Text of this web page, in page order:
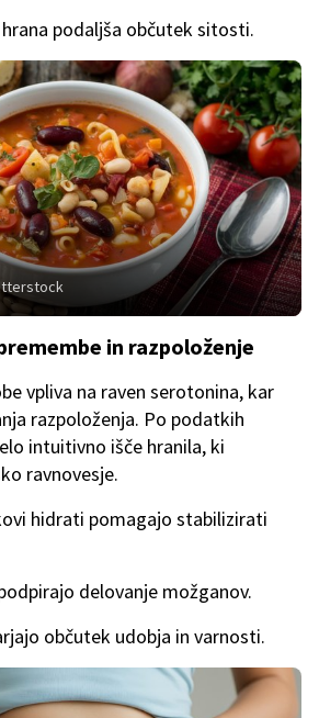
podaljša občutek sitosti.
in razpoloženje
vpliva na raven serotonina, kar
razpoloženja. Po podatkih
intuitivno išče hranila, ki
ravnovesje.
hidrati pomagajo stabilizirati
delovanje možganov.
občutek udobja in varnosti.